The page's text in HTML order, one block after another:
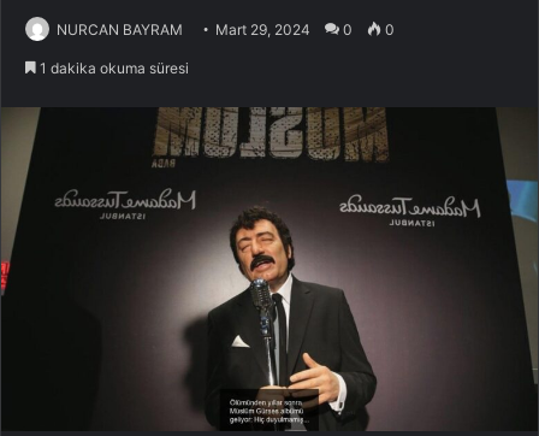
NURCAN BAYRAM Mart 29, 2024 0 0
1 dakika okuma süresi